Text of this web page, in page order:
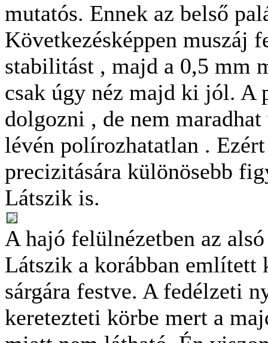
mutatós. Ennek az belső
Következésképpen muszáj
stabilitást , majd a 0,5 mm
csak úgy néz majd ki jól. A
dolgozni , de nem
lévén polírozhatatlan .
precizitására különösebb
Látszik is.
A hajó felülnézetben az
Látszik a korábban említett
sárgára festve. A fedélzeti
keretezteti körbe mert a